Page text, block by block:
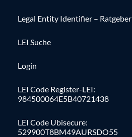
Legal Entity Identifier – Ratgeber
LEI Suche
Login
LEI Code Register-LEI:
984500064E5B40721438
LEI Code Ubisecure:
529900T8BM49AURSDO55